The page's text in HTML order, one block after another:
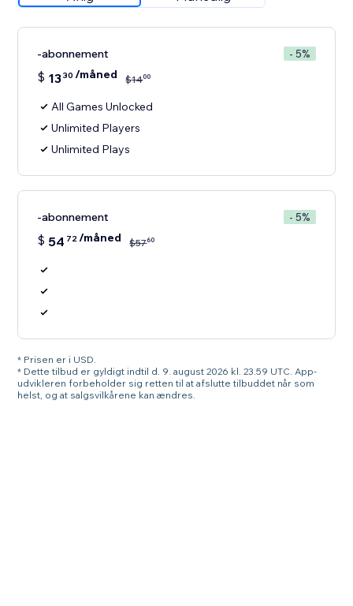
-abonnement - 5%
$ 1330 /måned $1400
All Games Unlocked
Unlimited Players
Unlimited Plays
-abonnement - 5%
$ 54 72/måned $5760
* Prisen er i USD.
* Dette tilbud er gyldigt indtil d. 9. august 2026 kl. 23.59 UTC. App-
udvikleren forbeholder sig retten til at afslutte tilbuddet når som
helst, og at salgsvilkårene kan ændres.